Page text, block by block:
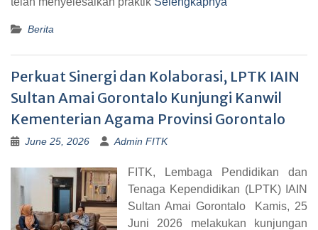
Berita
Perkuat Sinergi dan Kolaborasi, LPTK IAIN
Sultan Amai Gorontalo Kunjungi Kanwil
Kementerian Agama Provinsi Gorontalo
June 25, 2026 Admin FITK
FITK, Lembaga Pendidikan dan
Tenaga Kependidikan (LPTK) IAIN
Sultan Amai Gorontalo Kamis, 25
Juni 2026 melakukan kunjungan